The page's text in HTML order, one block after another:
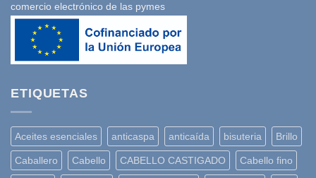
comercio electrónico de las pymes
ETIQUETAS
Aceites esenciales anticaspa anticaída bisuteria Brillo
Caballero Cabello CABELLO CASTIGADO Cabello fino